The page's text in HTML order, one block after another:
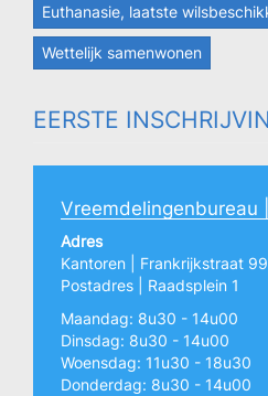
Euthanasie, laatste
Wettelijk samenwonen
EERSTE
Vreemdelingenbureau
Adres
Kantoren | Frankrijkstraat 99
Postadres | Raadsplein 1
Maandag: 8u30 - 14u00
Dinsdag: 8u30 - 14u00
Woensdag: 11u30 - 18u30
Donderdag: 8u30 - 14u00